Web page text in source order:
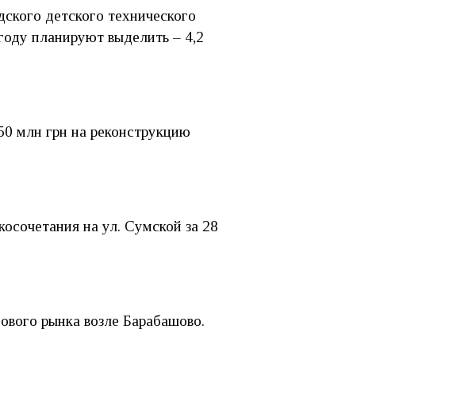
детского технического
планируют выделить – 4,2
млн грн на реконструкцию
на ул. Сумской за 28
рынка возле Барабашово.